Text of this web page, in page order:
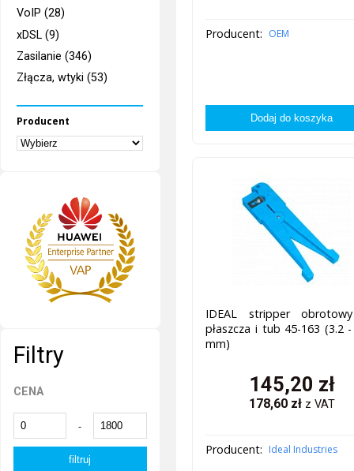
VoIP (28)
xDSL (9)
Zasilanie (346)
Złącza, wtyki (53)
Producent
Filtry
CENA
-
Producent: OEM
IDEAL stripper
płaszcza i tub 45-163 (3.2
mm)
145,20 zł
178,60zł z VAT
Producent: Ideal Industries